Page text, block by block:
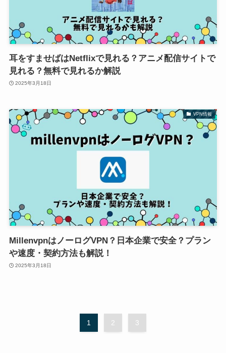
耳をすませばはNetflixで見れる？アニメ配信サイトで
見れる？無料で見れるか解説
2025年3月18日
VPN情報
MillenvpnはノーログVPN？日本企業で安全？プラン
や速度・契約方法も解説！
2025年3月18日
1 2 3